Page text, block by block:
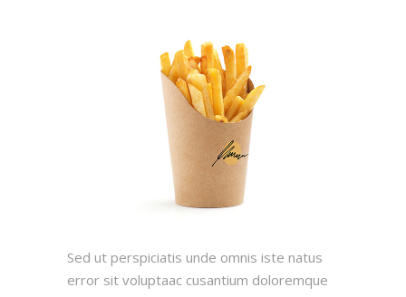
Sed ut perspiciatis unde omnis iste natus
error sit voluptaac cusantium doloremque